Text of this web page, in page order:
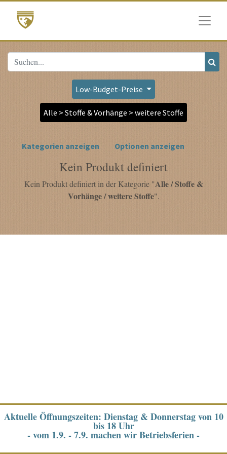
Low-Budget-Preise
Alle > Stoffe & Vorhänge > weitere Stoffe
Kategorien anzeigen Optionen anzeigen
Kein Produkt definiert
Kein Produkt definiert in der Kategorie "Alle / Stoffe &
Vorhänge / weitere Stoffe".
Aktuelle Öffnungszeiten: Dienstag & Donnerstag von 10
bis 18 Uhr
- vom 1.9. - 7.9. machen wir Betriebsferien -